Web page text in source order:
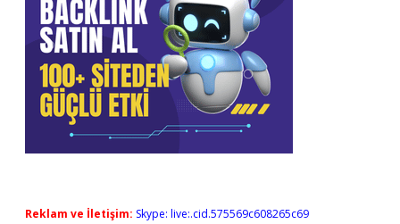
Reklam ve İletişim: Skype: live:.cid.575569c608265c69